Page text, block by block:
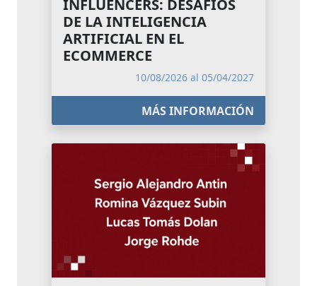
INFLUENCERS: DESAFÍOS
DE LA INTELIGENCIA
ARTIFICIAL EN EL
ECOMMERCE
10/08/2026 al 05/04/2027
MÁS INFORMACIÓN